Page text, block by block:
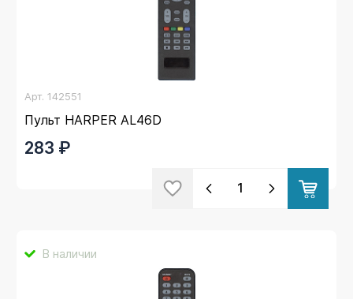
Арт. 142551
Пульт HARPER AL46D
283 ₽
В наличии